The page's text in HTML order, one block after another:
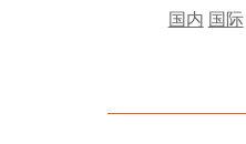
国内 国际